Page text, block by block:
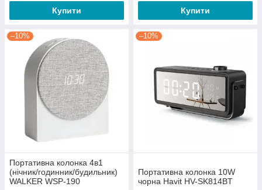
Купити Купити
–10%
Портативна колонка 4в1
(нічник/годинник/будильник)
WALKER WSP-190
–10%
Портативна колонка 10W
чорна Havit HV-SK814BT